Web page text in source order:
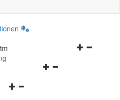
Navigationsmenü
Navigationsmenü